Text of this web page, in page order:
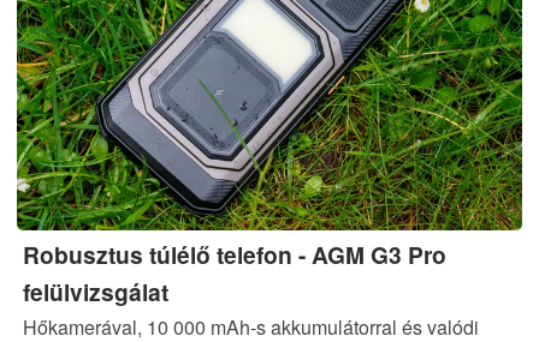
Robusztus túlélő telefon - AGM G3 Pro
felülvizsgálat
Hőkamerával, 10 000 mAh-s akkumulátorral és valódi